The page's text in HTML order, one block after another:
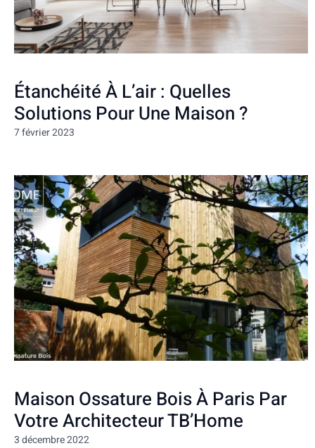
Étanchéité À L’air : Quelles
Solutions Pour Une Maison ?
7 février 2023
Maison Ossature Bois À Paris Par
Votre Architecteur TB’Home
3 décembre 2022